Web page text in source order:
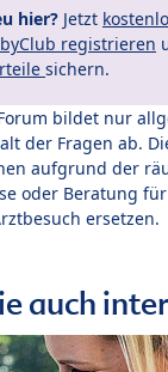
hier? Jetzt
registrieren
sichern.
bildet nur
der Fragen ab.
aufgrund der
oder Beratung
ersetzen.
auch